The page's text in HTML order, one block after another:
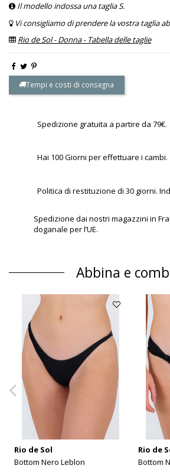
Il modello indossa una taglia S.
Vi consigliamo di prendere la vostra taglia
Rio de Sol - Donna - Tabella delle taglie
Tempi e costi di consegna
Spedizione gratuita a partire da 79€.
Hai 100 Giorni per effettuare i cambi.
Politica di restituzione di 30 giorni.
Spedizione dai nostri magazzini in
doganale per l’UE.
Abbina e
Rio de Sol
Bottom Nero Leblon
Rio de
Bottom